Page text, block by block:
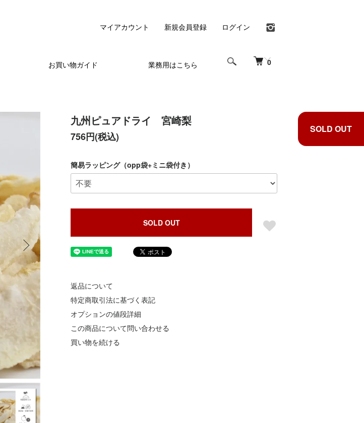
0
お買い物ガイド 業務用はこちら
マイアカウント 新規会員登録 ログイン
SOLD OUT
九州ピュアドライ 宮崎梨
756円(税込)
簡易ラッピング（opp袋+ミニ袋付き）
SOLD OUT
返品について
特定商取引法に基づく表記
オプションの値段詳細
この商品について問い合わせる
買い物を続ける